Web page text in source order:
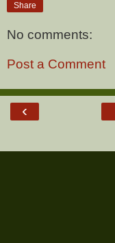
Share
No comments:
Post a Comment
‹